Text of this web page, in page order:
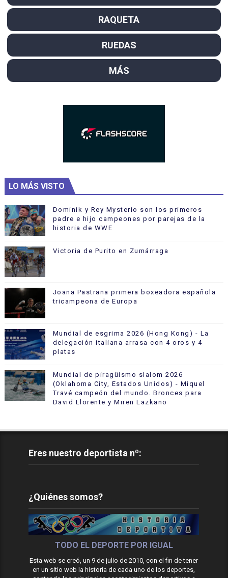
RAQUETA
RUEDAS
MÁS
LO MÁS VISTO
Dominik y Rey Mysterio son los primeros
padre e hijo campeones por parejas de la
historia de WWE
Victoria de Purito en Zumárraga
Joana Pastrana primera boxeadora española
tricampeona de Europa
Mundial de esgrima 2026 (Hong Kong) - La
delegación italiana arrasa con 4 oros y 4
platas
Mundial de piragüismo slalom 2026
(Oklahoma City, Estados Unidos) - Miquel
Travé campeón del mundo. Bronces para
David Llorente y Miren Lazkano
Eres nuestro deportista nº:
¿Quiénes somos?
TODO EL DEPORTE POR IGUAL
Esta web se creó, un 9 de julio de 2010, con el fin de tener
en un sitio web la historia de cada uno de los deportes,